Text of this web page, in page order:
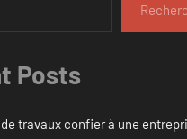
Posts
travaux confier à une